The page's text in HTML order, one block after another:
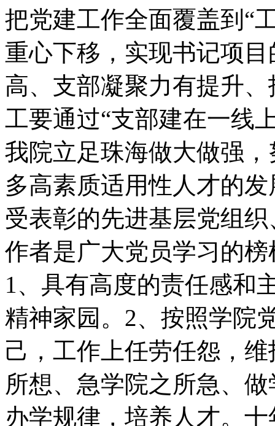
把党建工作全面覆盖到“
重心下移，实现书记项
高、支部凝聚力有提升
工要通过“支部建在一线
我院立足珠海做大做强
多高素质适用性人才的
受表彰的先进基层党组
作者是广大党员学习的
1、具有高度的责任感和
精神家园。2、按照学院
己，工作上任劳任怨，
所想、急学院之所急、
办学规律，培养人才。